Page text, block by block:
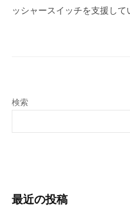
シ
ッシャースイッチを支援して
検索
最近の投稿